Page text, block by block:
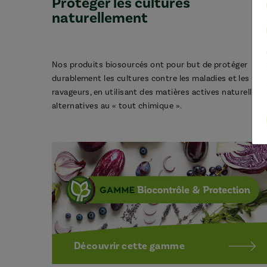
naturellement
Nos produits biosourcés ont pour but de protéger
durablement les cultures contre les maladies et les
ravageurs, en utilisant des matières actives naturelles,
alternatives au « tout chimique ».
Découvrir cette gamme